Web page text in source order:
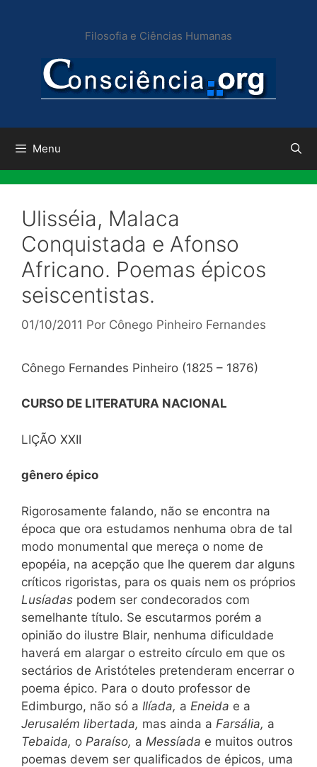
conteúdo
Filosofia e Ciências Humanas
Menu
Ulisséia, Malaca
Conquistada e Afonso
Africano. Poemas épicos
seiscentistas.
01/10/2011 Por Cônego Pinheiro Fernandes
Cônego Fernandes Pinheiro (1825 – 1876)
CURSO DE LITERATURA NACIONAL
LIÇÃO XXII
gênero épico
Rigorosamente falando, não se encontra na
época que ora estudamos nenhuma obra de tal
modo monumental que mereça o nome de
epopéia, na acepção que lhe querem dar alguns
críticos rigoristas, para os quais nem os próprios
Lusíadas podem ser condecorados com
semelhante título. Se escutarmos porém a
opinião do ilustre Blair, nenhuma dificuldade
haverá em alargar o estreito círculo em que os
sectários de Aristóteles pretenderam encerrar o
poema épico. Para o douto professor de
Edimburgo, não só a Ilíada, a Eneida e a
Jerusalém libertada, mas ainda a Farsália, a
Tebaida, o Paraíso, a Messíada e muitos outros
poemas devem ser qualificados de épicos, uma